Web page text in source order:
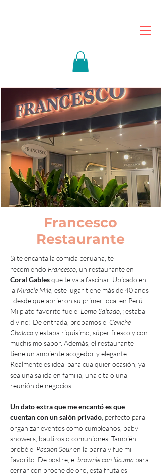
Francesco
Restaurante
Si te encanta la comida peruana, te
recomiendo Francesco , un restaurante en
Coral Gables que te va a fascinar. Ubicado en
la Miracle Mile , este lugar tiene más de 40 años
, desde que abrieron su primer local en Perú.
Mi plato favorito fue el Lomo Saltado , ¡estaba
divino! De entrada, probamos el Ceviche
Chalaco y estaba riquisimo, súper fresco y con
muchisimo sabor. Además, el restaurante
tiene un ambiente acogedor y elegante.
Realmente es ideal para cualquier ocasión, ya
sea una salida en familia, una cita o una
reunión de negocios.
Un dato extra que me encantó es que
cuentan con un salón privado , perfecto para
organizar eventos como cumpleaños, baby
showers, bautizos o comuniones. También
probé el Passion Sour en la barra y fue mi
favorito. De postre, el brownie con lúcuma para
cerrar con broche de oro, esta fruta es